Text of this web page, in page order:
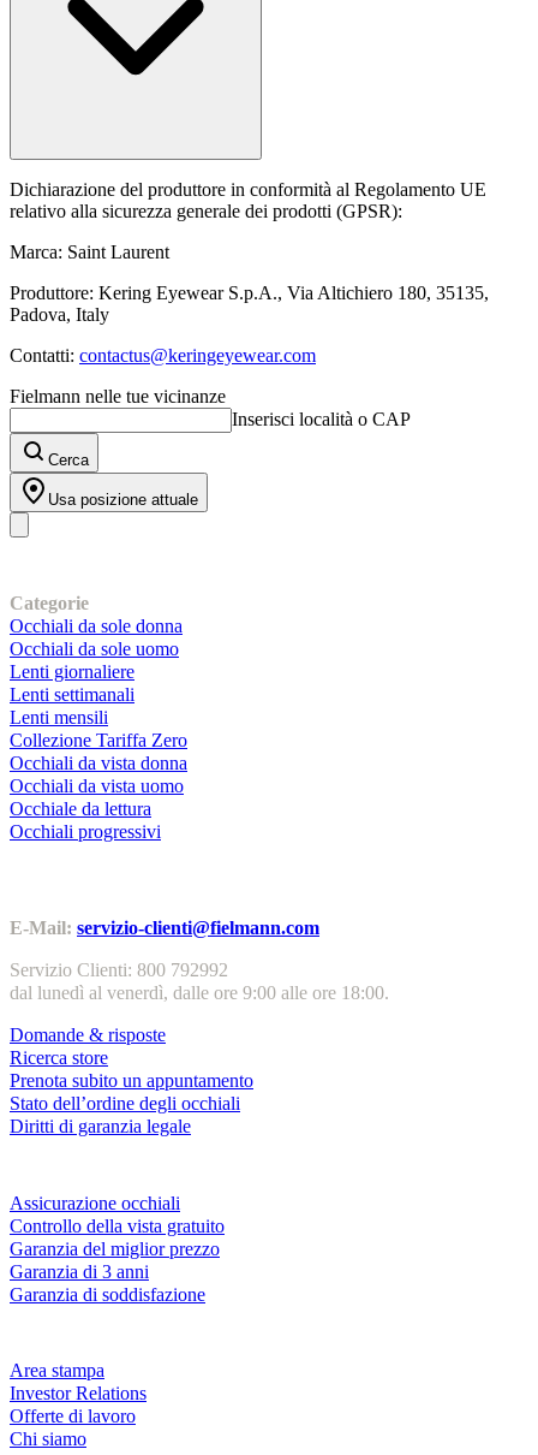
Dichiarazione del produttore in conformità al Regolamento UE
relativo alla sicurezza generale dei prodotti (GPSR):
Marca: Saint Laurent
Produttore: Kering Eyewear S.p.A., Via Altichiero 180, 35135,
Padova, Italy
Contatti: contactus@keringeyewear.com
Fielmann nelle tue vicinanze
Inserisci località o CAP
Cerca
Usa posizione attuale
Categorie
Occhiali da sole donna
Occhiali da sole uomo
Lenti giornaliere
Lenti settimanali
Lenti mensili
Collezione Tariffa Zero
Occhiali da vista donna
Occhiali da vista uomo
Occhiale da lettura
Occhiali progressivi
E-Mail: servizio-clienti@fielmann.com
Servizio Clienti: 800 792992
dal lunedì al venerdì, dalle ore 9:00 alle ore 18:00.
Domande & risposte
Ricerca store
Prenota subito un appuntamento
Stato dell’ordine degli occhiali
Diritti di garanzia legale
Assicurazione occhiali
Controllo della vista gratuito
Garanzia del miglior prezzo
Garanzia di 3 anni
Garanzia di soddisfazione
Area stampa
Investor Relations
Offerte di lavoro
Chi siamo